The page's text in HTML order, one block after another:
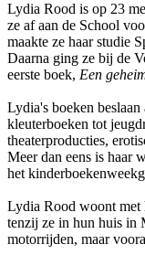
Lydia Rood is op 23
ze af aan de School
maakte ze haar studie
Daarna ging ze bij de
eerste boek, Een
Lydia's boeken
kleuterboeken tot
theaterproducties,
Meer dan eens is haar
het
Lydia Rood woont met
tenzij ze in hun huis in
motorrijden, maar